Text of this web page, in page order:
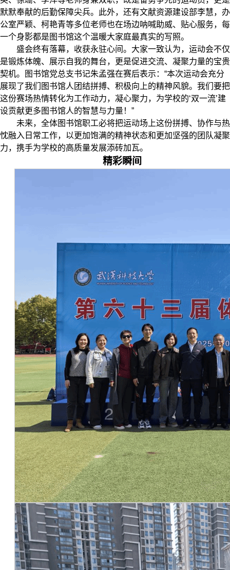
默默奉献的后勤保障尖兵。此外，还有文献资源建设部李慧，办
公室严颖、柯艳青等多位老师也在场边呐喊助威、贴心服务，每
一个身影都是图书馆这个温暖大家庭最真实的写照。
盛会终有落幕，收获永驻心间。大家一致认为，运动会不仅
是锻炼体魄、展示自我的舞台，更是促进交流、凝聚力量的宝贵
契机。图书馆党总支书记朱孟强在赛后表示：“本次运动会充分
展现了我们图书馆人团结拼搏、积极向上的精神风貌。我们要把
这份赛场热情转化为工作动力，凝心聚力，为学校的‘双一流’建
设贡献更多图书馆人的智慧与力量！”
未来，全体图书馆职工必将把运动场上这份拼搏、协作与热
忱融入日常工作，以更加饱满的精神状态和更加坚强的团队凝聚
力，携手为学校的高质量发展添砖加瓦。
精彩瞬间